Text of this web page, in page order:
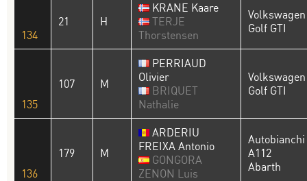
134
21 H
KRANE Kaare
TERJE
Thorstensen
Volkswagen
Golf GTI
135
107 M
PERRIAUD
Olivier
BRIQUET
Nathalie
Volkswagen
Golf GTI
136
179 M
ARDERIU
FREIXA Antonio
GONGORA
ZENON Luis
Autobianchi
A112
Abarth